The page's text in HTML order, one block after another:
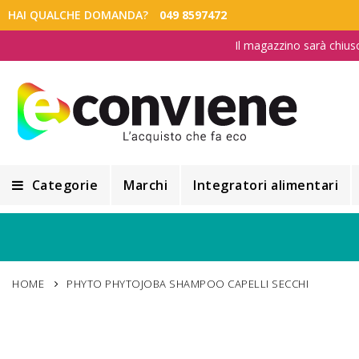
HAI QUALCHE DOMANDA? 049 8597472
Il magazzino sarà
Categorie
Alimentazione e Dietetica
Marchi Integratori alimentari
HOME PHYTO PHYTOJOBA SHAMPOO CAPELLI SECCHI